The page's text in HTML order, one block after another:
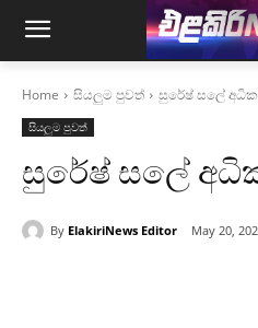
Home සියලුම පුවත් සුරේෂ් සලේ
සියලුම පුවත්
සුරේෂ් සලේ
By ElakiriNews Editor May 20,